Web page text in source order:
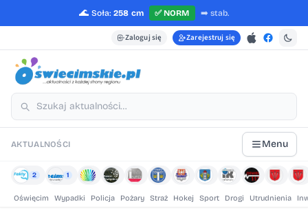
🌊 Soła: 258 cm ✅NORM ➡️ stab.
Zaloguj się Zarejestruj się
AKTUALNOŚCI Menu
2 1
Oświęcim Wypadki Policja Pożary Straż Hokej Sport Drogi Utrudnienia